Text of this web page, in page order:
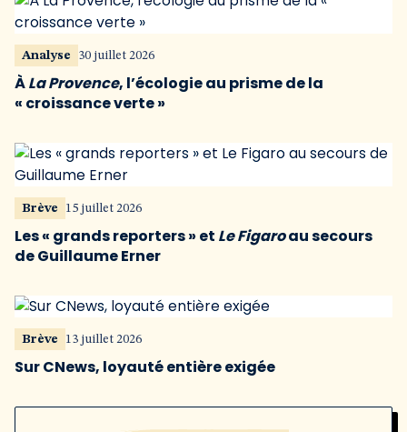
Analyse 30 juillet 2026
ÀLa Provence, l’écologie au prisme de la
« croissance verte »
Brève 15 juillet 2026
Les « grands reporters » et Le Figaroau secours
de Guillaume Erner
Brève 13 juillet 2026
Sur CNews, loyauté entière exigée